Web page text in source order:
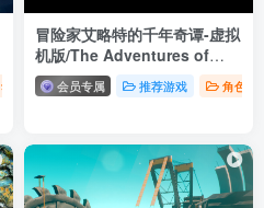
动作冒险 推荐游戏
冒险家艾略特的千年奇谭-虚拟
机版/The Adventures of
Elliot: The Millennium Tales
HYPERVISOR
会员专属 推荐游戏 角色扮